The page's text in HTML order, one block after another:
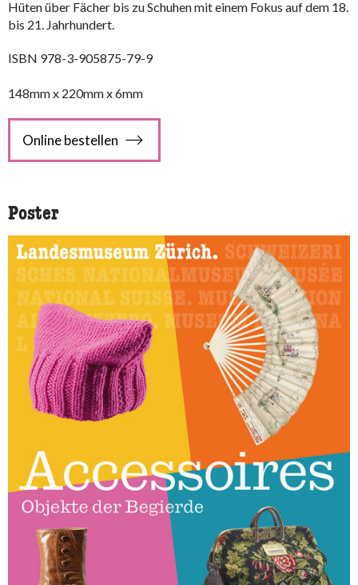
Hüten über Fächer bis zu Schuhen mit einem Fokus auf dem 18.
bis 21. Jahrhundert.
ISBN 978-3-905875-79-9
148mm x 220mm x 6mm
Online bestellen
Poster